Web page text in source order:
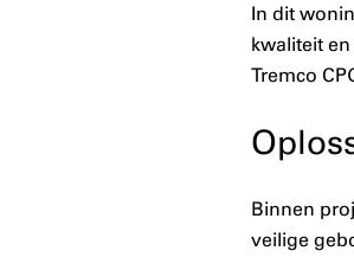
In dit
kwaliteit
Tremco
Binnen
veilige